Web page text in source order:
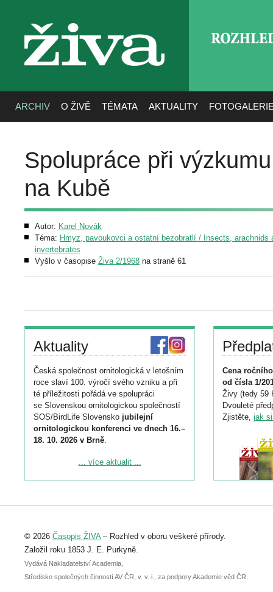
živa
ARCHIV O ŽIVĚ TÉMATA AKTUALITY
Spolupráce při
na Kubě
Autor: Karel Novák
Téma: Hmyz, pavoukovci a ostatní bezobratlí / Insects, arachnids
invertebrates
Vyšlo v časopise Živa 2/1968 na straně 61
Aktuality
Česká společnost ornitologická v letošním
roce slaví 100. výročí svého vzniku a při
té příležitosti pořádá ve spolupráci
se Slovenskou ornitologickou společností
SOS/BirdLife Slovensko jubilejní
ornitologickou konferenci ve dnech 16.–
18. 10. 2026 v Brně.
Podrobnější informace ke konferenci
Registrovat se můžete do 6. září.
abstraktu přihlášené přednášky nebo
posteru je už 30. června.
... více aktualit ...
Cena
od čísla 1/
Živy (tedy 59
Dvouleté
Zjistěte, jak
© 2026 Časopis ŽIVA– Rozhled v oboru veškeré přírody.
Založil roku 1853 J. E. Purkyně.
Vydává Nakladatelství Academia,
Středisko společných činností AV ČR, v. v. i., za podpory Akademie věd ČR.